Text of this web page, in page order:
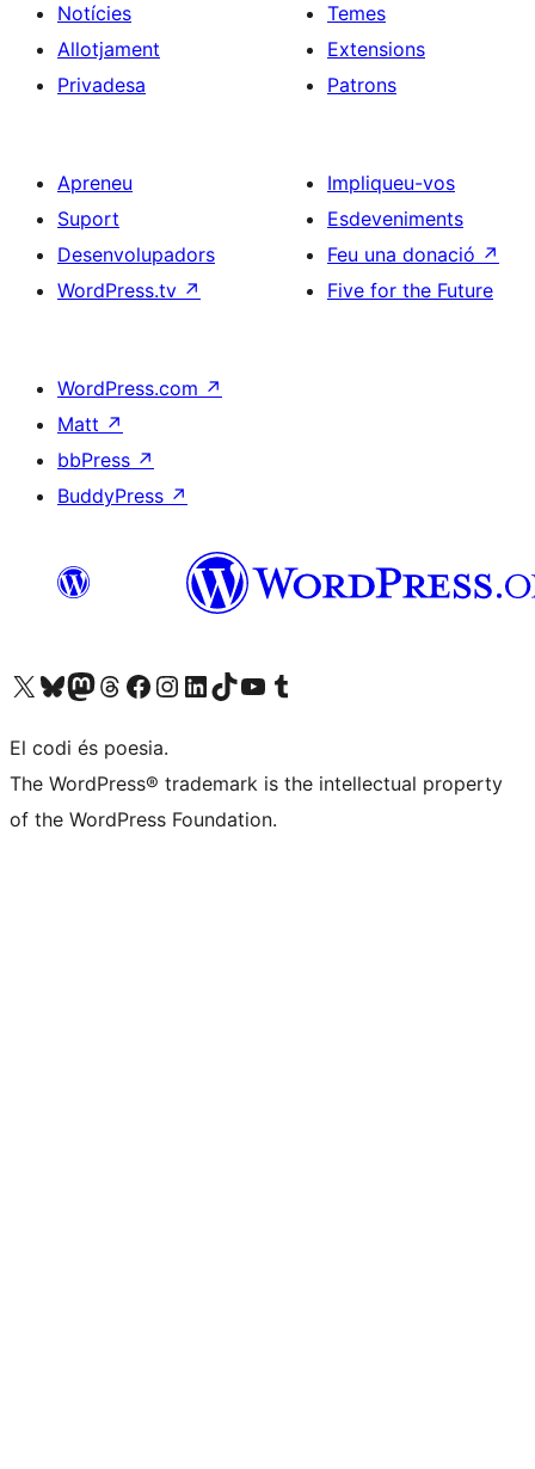
Notícies
Allotjament
Privadesa
Temes
Extensions
Patrons
Apreneu
Suport
Desenvolupadors
WordPress.tv ↗
Impliqueu-vos
Esdeveniments
Feu una donació ↗
Five for the Future
WordPress.com ↗
Matt ↗
bbPress ↗
BuddyPress ↗
Visiteu el nostre compte X (abans Twitter)
Visiteu el nostre compte de Bluesky
Visiteu el nostre compte al Mastodon
Visiteu el nostre compte de Threads
Visiteu la nostra pàgina al Facebook
Visiteu el nostre compte d'Instagram
Visiteu el nostre compte de LinkedIn
Visiteu el nostre compte de TikTok
Visiteu el nostre canal al YouTube
Visiteu el nostre compte de Tumblr
El codi és poesia.
The WordPress® trademark is the intellectual property
of the WordPress Foundation.